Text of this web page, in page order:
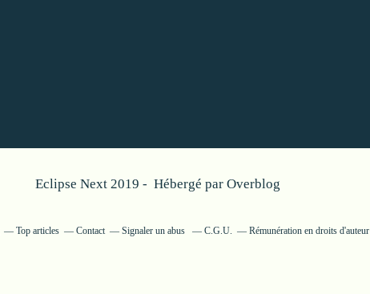
Eclipse Next 2019 - Hébergé par Overblog
Top articles Contact Signaler un abus C.G.U. Rémunération en droits d'auteur